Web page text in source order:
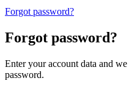
Forgot password?
Forgot password?
Enter your account data and
password.